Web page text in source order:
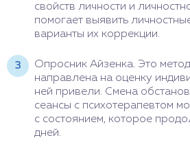
свойств личности и
помогает выявить
варианты их коррекции.
Опросник Айзенка. Это
направлена на оценку
ней привели. Смена
сеансы с психотерапевтом
с состоянием, которое
дней.